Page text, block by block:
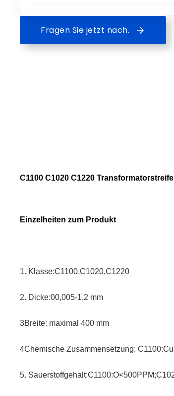
Fragen Sie jetzt nach.
C1100 C1020 C1220
Einzelheiten zum Produkt
1. Klasse:C1100,C1020,C1220
2. Dicke:00,005-1,2 mm
3Breite: maximal 400 mm
4Chemische Zusammensetzung:
5.